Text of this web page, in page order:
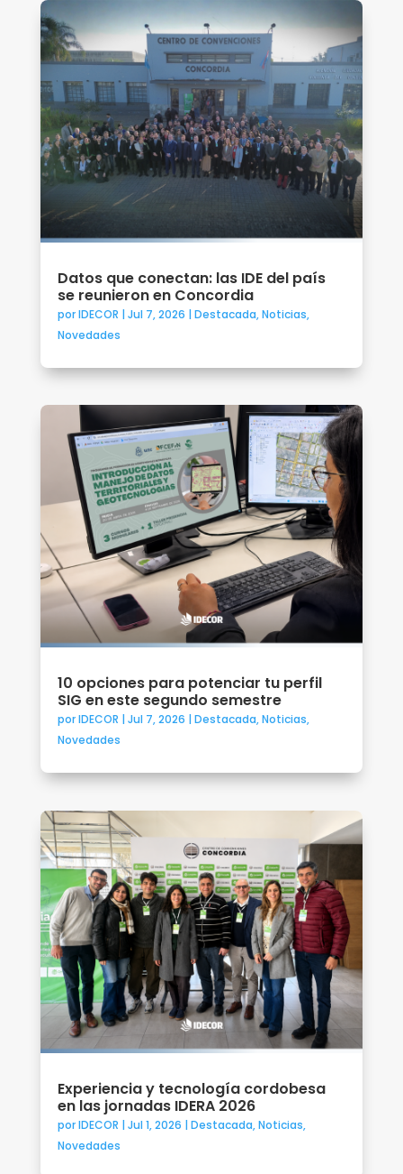
Datos que conectan: las IDE del país
se reunieron en Concordia
porIDECOR | Jul 7, 2026 | Destacada,Noticias,
Novedades
10 opciones para potenciar tu perfil
SIG en este segundo semestre
porIDECOR | Jul 7, 2026 | Destacada,Noticias,
Novedades
Experiencia y tecnología cordobesa
en las jornadas IDERA 2026
porIDECOR | Jul 1, 2026 | Destacada,Noticias,
Novedades